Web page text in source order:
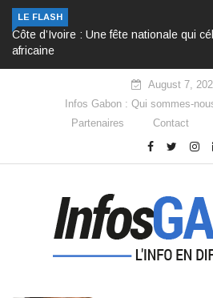
LE FLASH
Côte d’Ivoire : Une fête nationale qui
africaine
August 7,
Infos Gabon : Qui sommes-
Partenaires
Contact